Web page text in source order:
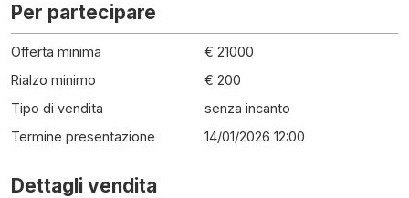
Per partecipare
Offerta minima
€ 21000
Rialzo minimo
€ 200
Tipo di vendita
senza incanto
Termine presentazione
14/01/2026 12:00
Dettagli vendita